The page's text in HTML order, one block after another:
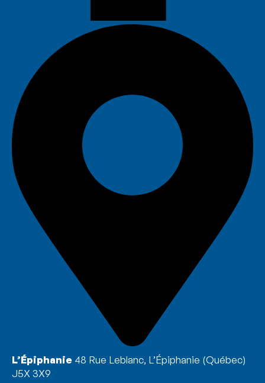
L’Épiphanie 48 Rue Leblanc, L’Épiphanie (Québec)
J5X 3X9